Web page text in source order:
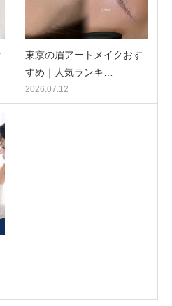
東京の眉アートメイクおす
すめ｜人気ランキ…
2026.07.12